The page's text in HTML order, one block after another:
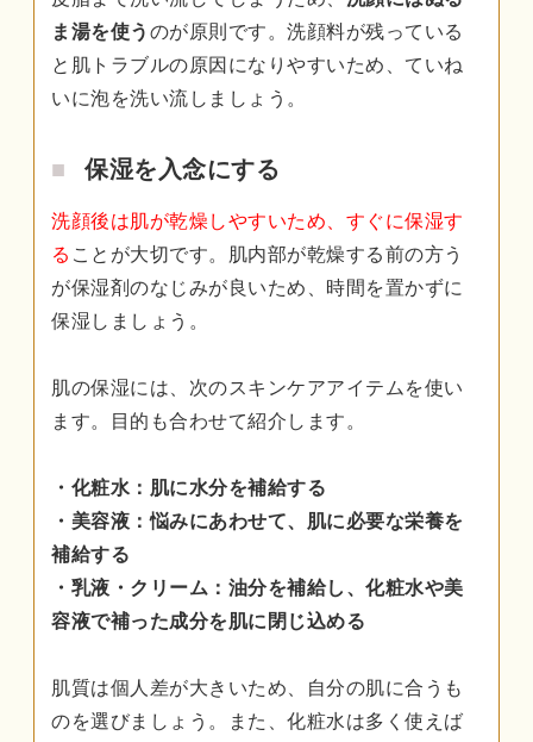
ま湯を使う のが原則です。洗顔料が残っている
と肌トラブルの原因になりやすいため、ていね
いに泡を洗い流しましょう。
保湿を入念にする
洗顔後は肌が乾燥しやすいため、すぐに保湿す
る ことが大切です。肌内部が乾燥する前の方う
が保湿剤のなじみが良いため、時間を置かずに
保湿しましょう。
肌の保湿には、次のスキンケアアイテムを使い
ます。目的も合わせて紹介します。
・化粧水：肌に水分を補給する
・美容液：悩みにあわせて、肌に必要な栄養を
補給する
・乳液・クリーム：油分を補給し、化粧水や美
容液で補った成分を肌に閉じ込める
肌質は個人差が大きいため、自分の肌に合うも
のを選びましょう。また、化粧水は多く使えば